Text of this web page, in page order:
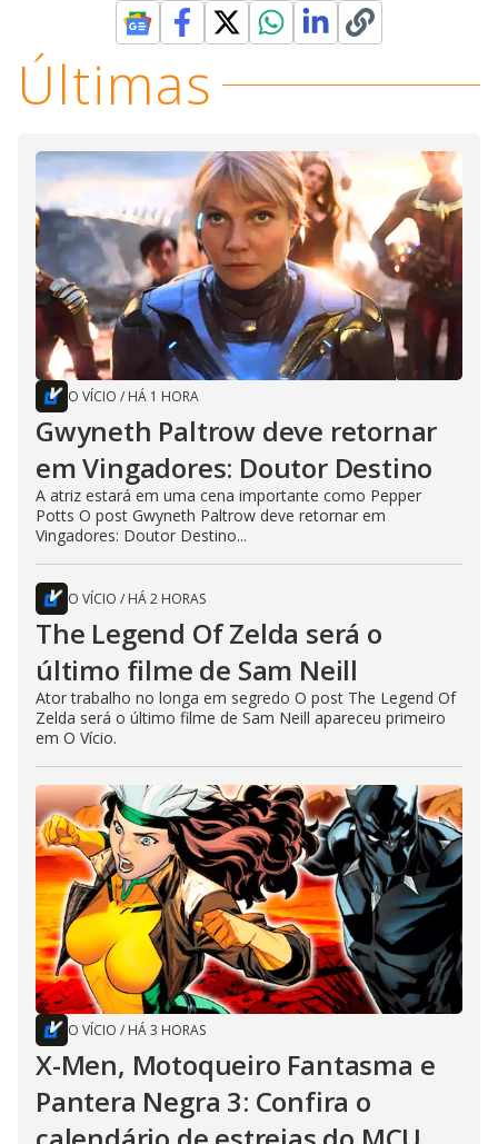
Últimas
O VÍCIO / HÁ 1 HORA
Gwyneth Paltrow deve retornar
em Vingadores: Doutor Destino
A atriz estará em uma cena importante como Pepper
Potts O post Gwyneth Paltrow deve retornar em
Vingadores: Doutor Destino...
O VÍCIO / HÁ 2 HORAS
The Legend Of Zelda será o
último filme de Sam Neill
Ator trabalho no longa em segredo O post The Legend Of
Zelda será o último filme de Sam Neill apareceu primeiro
em O Vício.
O VÍCIO / HÁ 3 HORAS
X-Men, Motoqueiro Fantasma e
Pantera Negra 3: Confira o